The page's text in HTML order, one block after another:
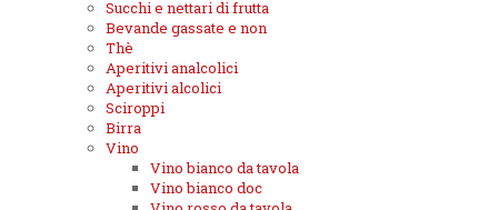
Succhi e nettari di frutta
Bevande gassate e non
Thè
Aperitivi analcolici
Aperitivi alcolici
Sciroppi
Birra
Vino
Vino bianco da tavola
Vino bianco doc